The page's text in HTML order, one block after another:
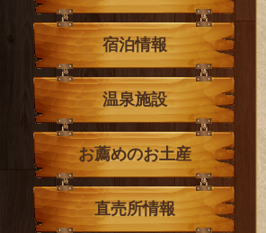
宿泊情報
温泉施設
お薦めのお土産
直売所情報